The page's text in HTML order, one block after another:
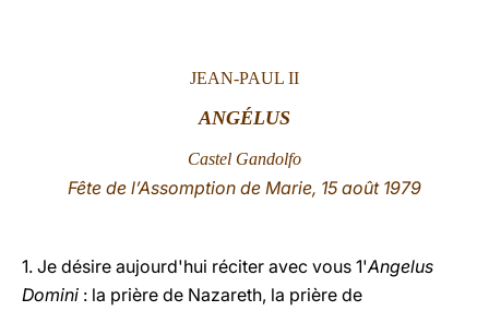
JEAN-PAUL II
ANGÉLUS
Castel Gandolfo
Fête de l’Assomption de Marie, 15 août 1979
1. Je désire aujourd'hui réciter avec vous 1'Angelus
Domini : la prière de Nazareth, la prière de